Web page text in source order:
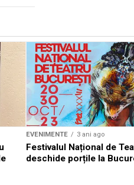
EVENIMENTE 3 ani ago
Festivalul Național de
deschide porțile la